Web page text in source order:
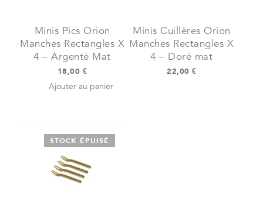
Minis Pics Orion
Manches Rectangles X
4 – Argenté Mat
18,00 €
Ajouter au panier
Minis Cuillères Orion
Manches Rectangles X
4 – Doré mat
22,00€
STOCK ÉPUISÉ